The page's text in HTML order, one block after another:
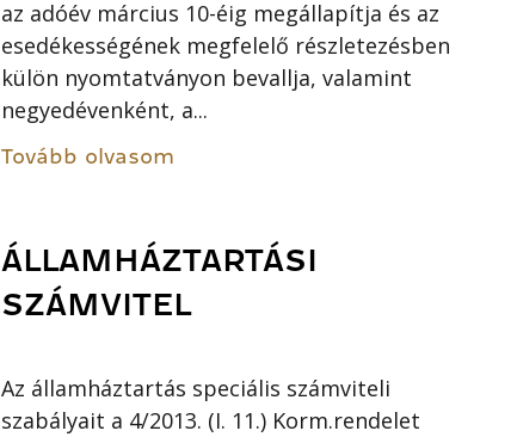
az adóév március 10-éig megállapítja és az
esedékességének megfelelő részletezésben
külön nyomtatványon bevallja, valamint
negyedévenként, a...
Tovább olvasom
ÁLLAMHÁZTARTÁSI
SZÁMVITEL
Az államháztartás speciális számviteli
szabályait a 4/2013. (I. 11.) Korm.rendelet